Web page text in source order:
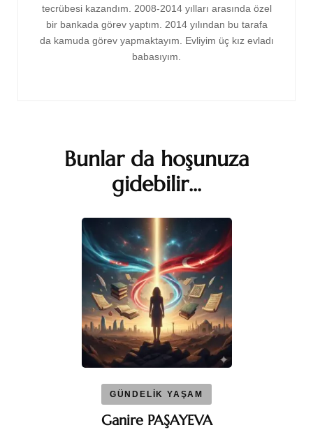
tecrübesi kazandım. 2008-2014 yılları arasında özel
bir bankada görev yaptım. 2014 yılından bu tarafa
da kamuda görev yapmaktayım. Evliyim üç kız evladı
babasıyım.
Bunlar da hoşunuza
gidebilir...
GÜNDELİK YAŞAM
Ganire PAŞAYEVA